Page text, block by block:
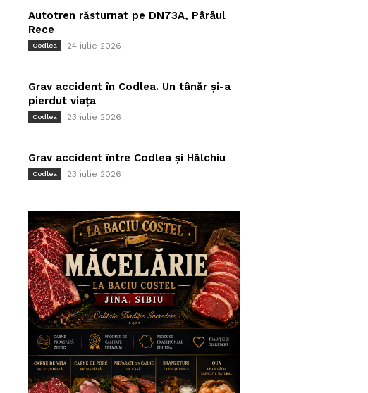
Autotren răsturnat pe DN73A, Pârâul
Rece
Codlea 24 iulie 2026
Grav accident în Codlea. Un tânăr și-a
pierdut viața
Codlea 23 iulie 2026
Grav accident între Codlea și Hălchiu
Codlea 23 iulie 2026